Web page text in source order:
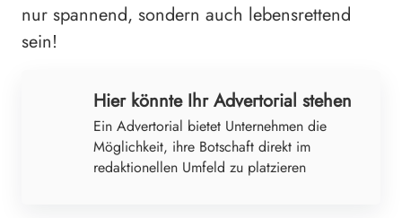
nur spannend, sondern auch lebensrettend
sein!
Hier könnte Ihr Advertorial stehen
Ein Advertorial bietet Unternehmen die
Möglichkeit, ihre Botschaft direkt im
redaktionellen Umfeld zu platzieren